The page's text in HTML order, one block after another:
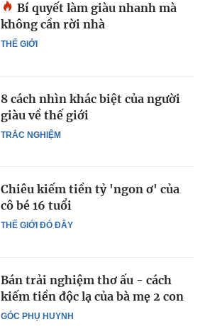
THẾ GIỚI
Bí quyết làm giàu nhanh mà
không cần rời nhà
TRẮC NGHIỆM
8 cách nhìn khác biệt của người
giàu về thế giới
THẾ GIỚI ĐÓ ĐÂY
Chiêu kiếm tiền tỷ 'ngon ơ' của
cô bé 16 tuổi
GÓC PHỤ HUYNH
Bán trải nghiệm thơ ấu - cách
kiếm tiền độc lạ của bà mẹ 2 con